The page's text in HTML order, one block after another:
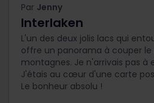
Par Jenny
Interlaken
L'un des deux jolis lacs qui
offre un panorama à couper le
montagnes. Je n'arrivais pas à
J'étais au cœur d'une carte
Le bonheur absolu !